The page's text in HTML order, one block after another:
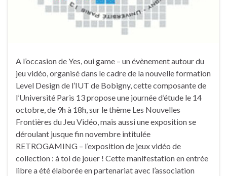
A l’occasion de Yes, oui game – un évènement autour du
jeu vidéo, organisé dans le cadre de la nouvelle formation
Level Design de l’IUT de Bobigny, cette composante de
l’Université Paris 13 propose une journée d’étude le 14
octobre, de 9h à 18h, sur le thème Les Nouvelles
Frontières du Jeu Vidéo, mais aussi une exposition se
déroulant jusque fin novembre intitulée
RETROGAMING – l’exposition de jeux vidéo de
collection : à toi de jouer ! Cette manifestation en entrée
libre a été élaborée en partenariat avec l’association